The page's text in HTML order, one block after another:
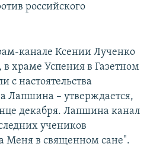
российского
канале Ксении Лученко
храме Успения в Газетном
с настоятельства
Лапшина – утверждается,
декабря. Лапшина канал
учеников
Меня в священном сане".